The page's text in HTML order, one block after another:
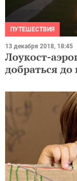
ПУТЕШЕСТВИЯ
13 декабря 2018, 18:45
Лоукост-
добраться